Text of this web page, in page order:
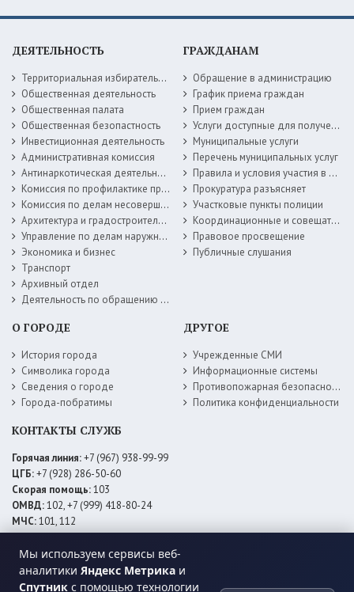
Мы используем сервисы веб-
аналитики Яндекс Метрика и
Спутник с помощью технологии
ДЕЯТЕЛЬНОСТЬ
Территориальная избирательная комиссия
Общественная деятельность
Общественная палата
Общественная безопастность
Инвестиционная деятельность
Административная комиссия
Антинаркотическая деятельность
Комиссия по профилактике правонарушений
Комиссия по делам несовершеннолетних
Архитектура и градостроительство
Управление по делам наружной рекламы
Экономика и бизнес
Транспорт
Архивный отдел
Деятельность по обращению с животными без владельцев
ГРАЖДАНАМ
Обращение в администрацию
График приема граждан
Прием граждан
Услуги доступные для получения в электронной форме
Муниципальные услуги
Перечень муниципальных услуг
Правила и условия участия в жилищных программах
Прокуратура разъясняет
Участковые пункты полиции
Координационные и совещательные органы
Правовое просвещение
Публичные слушания
О ГОРОДЕ
История города
Символика города
Сведения о городе
Города-побратимы
ДРУГОЕ
Учрежденные СМИ
Информационные системы
Противопожарная безопасность
Политика конфиденциальности
КОНТАКТЫ СЛУЖБ
Горячая линия:+7 (967) 938-99-99
ЦГБ:+7 (928) 286-50-60
Скорая помощь:103
ОМВД:102, +7 (999) 418-80-24
МЧС:101, 112
ЕДДС:+7 (928) 576-09-83
Электросети:+7 (800) 220-02-20
Даггаз:+7 (928) 980-64-04
Горводоснаб: +7 (928) 559-59-74